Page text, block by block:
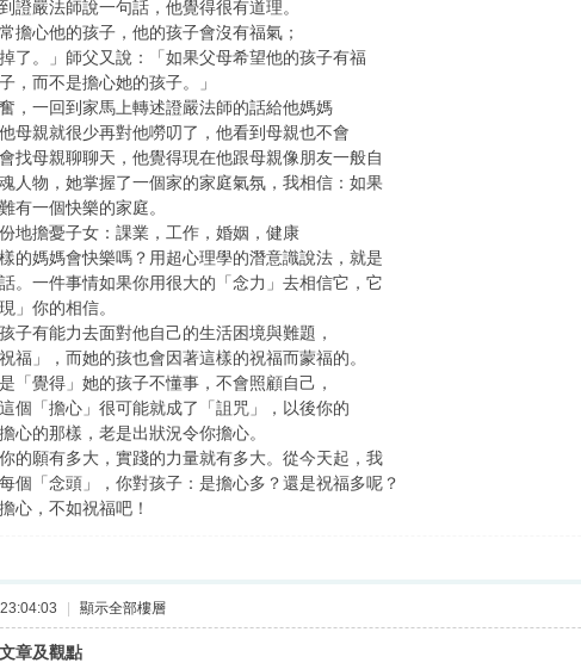
證嚴法師說一句話，他覺得很有道理。
擔心他的孩子，他的孩子會沒有福氣；
了。」師父又說：「如果父母希望他的孩子有福
，而不是擔心她的孩子。」
，一回到家馬上轉述證嚴法師的話給他媽媽
母親就很少再對他嘮叨了，他看到母親也不會
找母親聊聊天，他覺得現在他跟母親像朋友一般自
人物，她掌握了一個家的家庭氣氛，我相信：如果
有一個快樂的家庭。
地擔憂子女：課業，工作，婚姻，健康
的媽媽會快樂嗎？用超心理學的潛意識說法，就是
。一件事情如果你用很大的「念力」去相信它，它
」你的相信。
子有能力去面對他自己的生活困境與難題，
福」，而她的孩也會因著這樣的祝福而蒙福的。
「覺得」她的孩子不懂事，不會照顧自己，
個「擔心」很可能就成了「詛咒」，以後你的
心的那樣，老是出狀況令你擔心。
的願有多大，實踐的力量就有多大。從今天起，我
個「念頭」，你對孩子：是擔心多？還是祝福多呢？
心，不如祝福吧！
| 顯示全部樓層
章及觀點